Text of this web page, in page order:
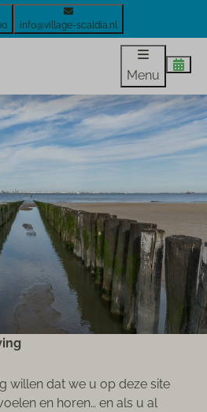
info@village-scaldia.nl
Menu
willen dat we u op deze site
en horen… en als u al